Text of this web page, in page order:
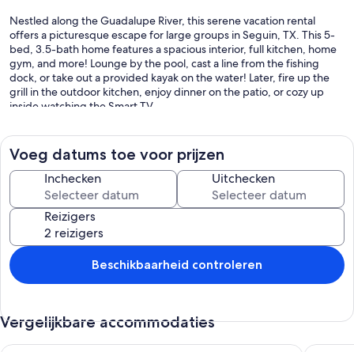
Nestled along the Guadalupe River, this serene vacation rental
offers a picturesque escape for large groups in Seguin, TX. This 5-
bed, 3.5-bath home features a spacious interior, full kitchen, home
gym, and more! Lounge by the pool, cast a line from the fishing
dock, or take out a provided kayak on the water! Later, fire up the
grill in the outdoor kitchen, enjoy dinner on the patio, or cozy up
inside watching the Smart TV.
-- THE PROPERTY --
SLEEPING ARRANGEMENTS
- Bedroom 1: 1 king bed
- Bedroom 2: 1 king bed
- Bedroom 3: 1 full bed w/ twin trundle
- Bedroom 4: 1 full bed
- Bedroom 5: 2 queen beds, 2 full bunk beds
- Additional Sleeping: 1 portable crib, 1 queen air mattress
OUTDOOR LIVING
- Covered deck & patio, lounge seating
- Outdoor kitchen w/ gas grill, outdoor dining area
- Complimentary kayaks & SUP, lawn games
Voeg datums toe voor prijzen
Inchecken Uitchecken
Reizigers
Beschikbaarheid controleren
Vergelijkbare accommodaties